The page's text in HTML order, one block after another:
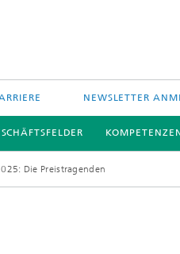
NEWSLETTER
Die Preistragenden